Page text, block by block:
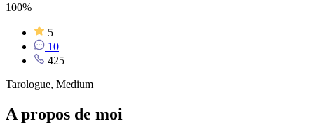
100%
5
10
425
Tarologue, Medium
A propos de moi